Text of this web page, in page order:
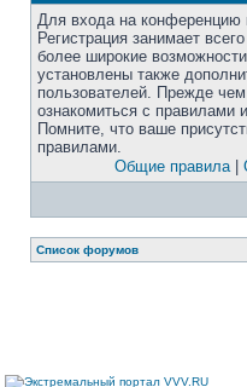
Для входа на конференцию
Регистрация занимает
более широкие
установлены также
пользователей. Прежде
ознакомиться с правилами
Помните, что ваше
правилами.
Общие правила|
Список форумов